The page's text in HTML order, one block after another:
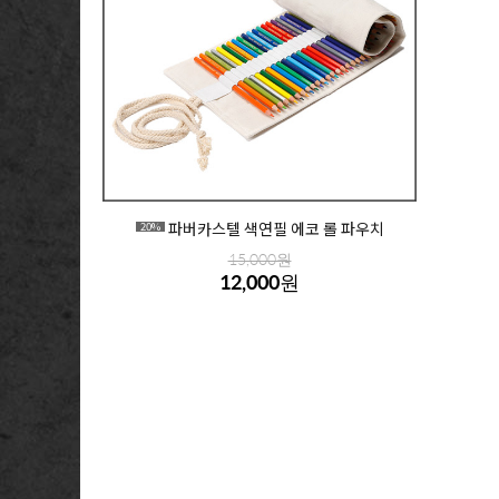
20% 파버카스텔 색연필 에코 롤 파우치
15,000원
12,000원